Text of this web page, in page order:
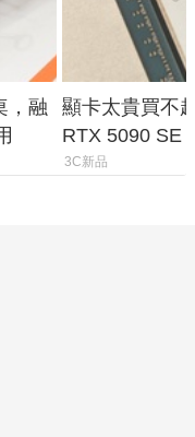
，融
顯卡太貴買不
RTX 5090 SE
體
3C新品